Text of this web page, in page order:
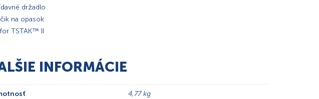
držadlo
na opasok
TSTAK™ II
INFORMÁCIE
4,77 kg